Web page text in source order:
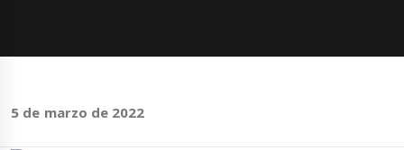
5 de marzo de 2022